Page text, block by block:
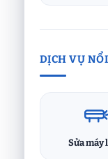
DỊCH VỤ
Sửa máy